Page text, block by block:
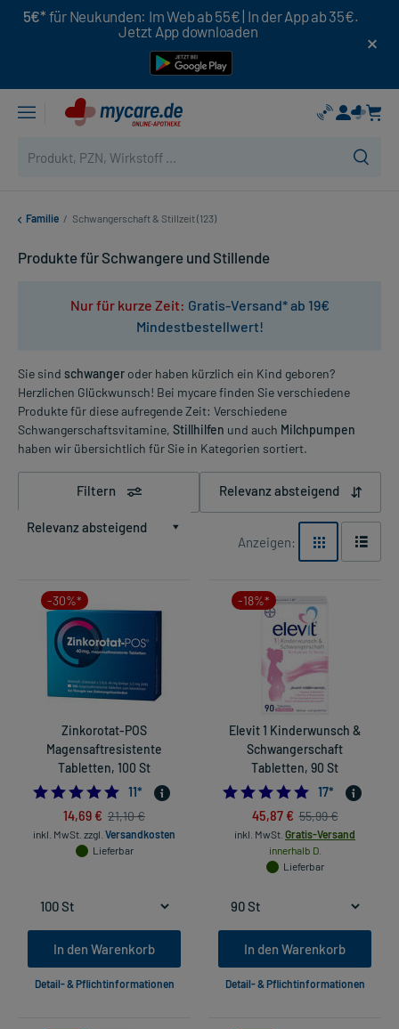
5€* für Neukunden: Im Web ab 55€ | In der App ab 35€.
Jetzt App downloaden
Familie / Schwangerschaft & Stillzeit (123)
Produkte für Schwangere und Stillende
Nur für kurze Zeit: Gratis-Versand* ab 19€
Mindestbestellwert!
Sie sind schwanger oder haben kürzlich ein Kind geboren?
Herzlichen Glückwunsch! Bei mycare finden Sie verschiedene
Produkte für diese aufregende Zeit: Verschiedene
Schwangerschaftsvitamine, Stillhilfen und auch Milchpumpen
haben wir übersichtlich für Sie in Kategorien sortiert.
Filtern Relevanz absteigend
Relevanz absteigend
Anzeigen:
-30%*
Zinkorotat-POS
Magensaftresistente
Tabletten, 100 St
4.818181818181818
11*
14,69 € 21,10 €
inkl. MwSt. zzgl. Versandkosten
Lieferbar
In den Warenkorb
Detail- & Pflichtinformationen
-18%*
Elevit 1 Kinderwunsch &
Schwangerschaft
Tabletten, 90 St
5.0
17*
45,87 € 55,99 €
inkl. MwSt. Gratis-Versand
innerhalb D.
Lieferbar
In den Warenkorb
Detail- & Pflichtinformationen